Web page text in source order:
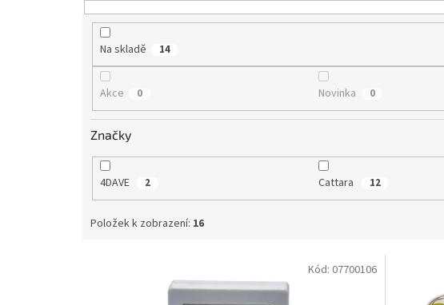
u
Na skladě 14
Akce 0 Novinka 0
Značky
4DAVE 2 Cattara 12
Položek k zobrazení: 16
Kód: 07700106